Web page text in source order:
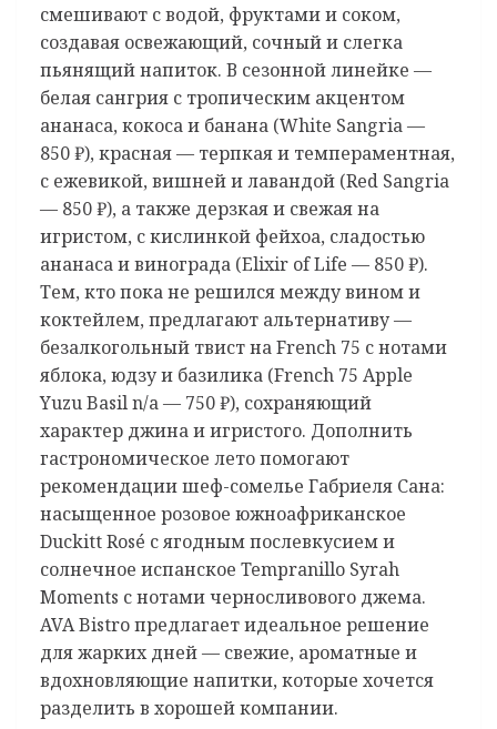
смешивают с водой, фруктами и соком,
создавая освежающий, сочный и слегка
пьянящий напиток. В сезонной линейке —
белая сангрия с тропическим акцентом
ананаса, кокоса и банана (White Sangria —
850 ₽), красная — терпкая и темпераментная,
с ежевикой, вишней и лавандой (Red Sangria
— 850 ₽), а также дерзкая и свежая на
игристом, с кислинкой фейхоа, сладостью
ананаса и винограда (Elixir of Life — 850 ₽).
Тем, кто пока не решился между вином и
коктейлем, предлагают альтернативу —
безалкогольный твист на French 75 с нотами
яблока, юдзу и базилика (French 75 Apple
Yuzu Basil n/a — 750 ₽), сохраняющий
характер джина и игристого. Дополнить
гастрономическое лето помогают
рекомендации шеф-сомелье Габриеля Сана:
насыщенное розовое южноафриканское
Duckitt Rosé с ягодным послевкусием и
солнечное испанское Tempranillo Syrah
Moments с нотами черносливового джема.
AVA Bistro предлагает идеальное решение
для жарких дней — свежие, ароматные и
вдохновляющие напитки, которые хочется
разделить в хорошей компании.